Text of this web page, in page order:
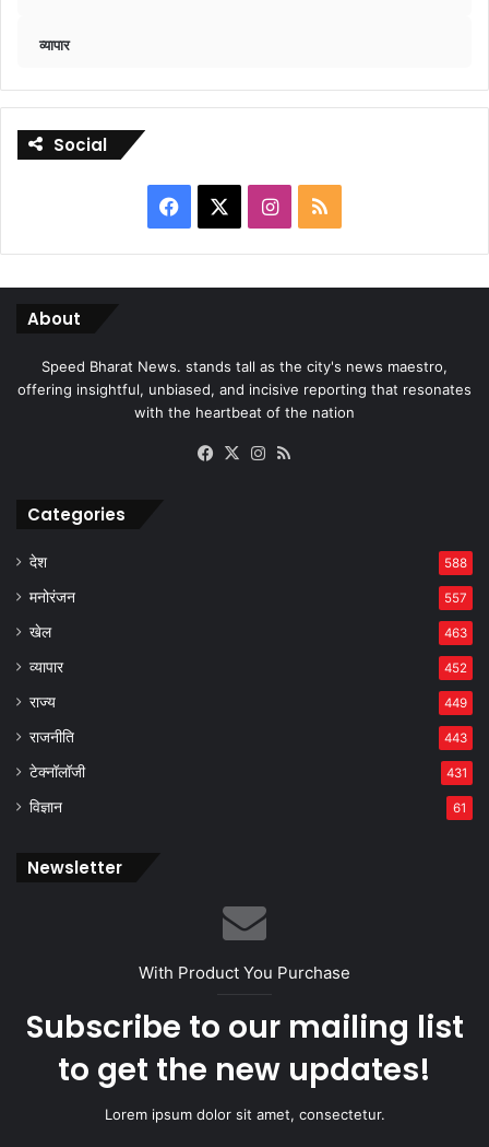
व्यापार
Social
Facebook Instagram
RSS
About
Speed Bharat News. stands tall as the city's news maestro,
offering insightful, unbiased, and incisive reporting that resonates
with the heartbeat of the nation
Facebook
X Instagram
Categories
देश 588
मनोरंजन 557
खेल 463
व्यापार 452
राज्य 449
राजनीति 443
टेक्नॉलॉजी 431
विज्ञान 61
Newsletter
With Product You Purchase
Subscribe to our mailing list
to get the new updates!
Lorem ipsum dolor sit amet, consectetur.